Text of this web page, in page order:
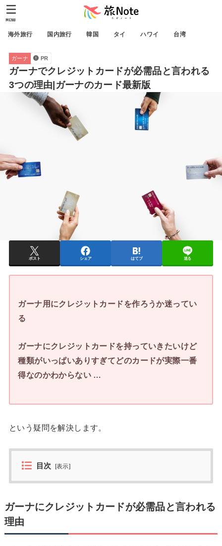
海外旅行 国内旅行 韓国 タイ ハワイ 台湾
MENU
ガーナ PR
ガーナでクレジットカードが必需品と言われる
3つの理由|ガーナのカード最新版
ポスト シェア はてブ 送る
ガーナ用にクレジットカードを作ろうか迷ってい
る
ガーナにクレジットカードを持っていきたいけど
種類がいっぱいありすぎてどのカードが実際一番
得なのかわからない …
という疑問を解決します。
目次 [表示]
ガーナにクレジットカードが必需品と言われる
理由